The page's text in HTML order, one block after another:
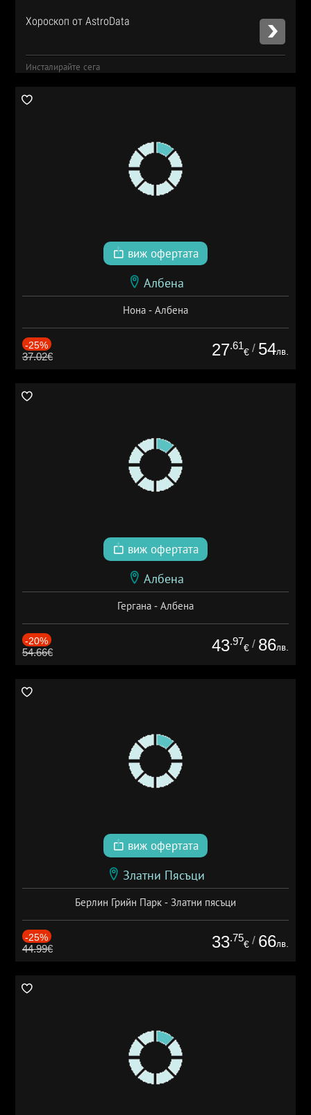
Хороскоп от AstroData
Инсталирайте сега
виж офертата
Албена
Нона - Албена
-25%
37.02€ 27.61
€ / 54лв.
виж офертата
Албена
Гергана - Албена
-20%
54.66€ 43.97
€ / 86лв.
виж офертата
Златни Пясъци
Берлин Грийн Парк - Златни пясъци
-25%
44.99€ 33.75
€ / 66лв.